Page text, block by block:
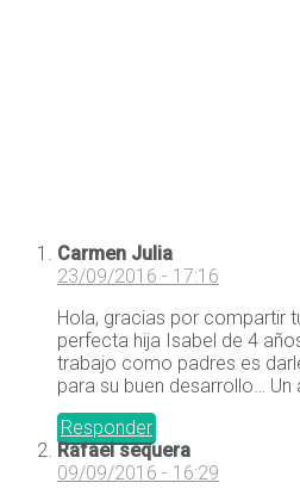
Carmen Julia
23/09/2016 - 17:16
Hola, gracias por compartir
perfecta hija Isabel de 4
trabajo como padres es
para su buen desarrollo… Un
Responder
Rafael sequera
09/09/2016 - 16:29